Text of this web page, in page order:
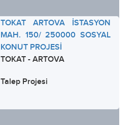
TOKAT ARTOVA İSTASYON
MAH. 150/ 250000 SOSYAL
KONUT PROJESİ
TOKAT - ARTOVA
Talep Projesi